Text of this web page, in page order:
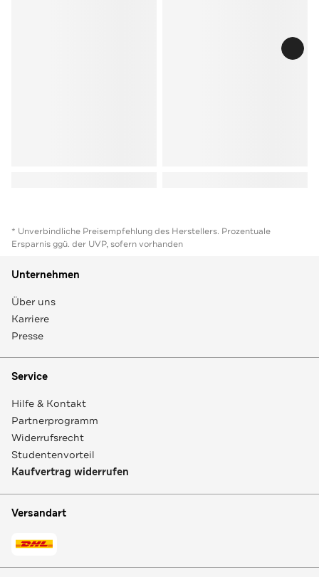
* Unverbindliche Preisempfehlung des Herstellers. Prozentuale
Ersparnis ggü. der UVP, sofern vorhanden
Unternehmen
Über uns
Karriere
Presse
Service
Hilfe & Kontakt
Partnerprogramm
Widerrufsrecht
Studentenvorteil
Kaufvertrag widerrufen
Versandart